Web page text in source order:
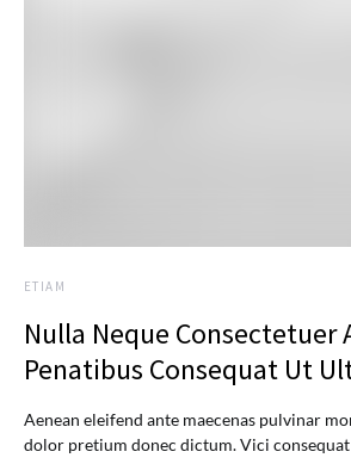
ETIAM
Nulla Neque Consectetuer
Penatibus Consequat Ut
Aenean eleifend ante maecenas pulvinar
dolor pretium donec dictum. Vici